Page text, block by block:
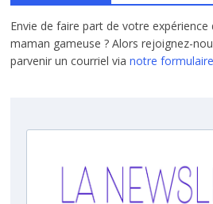
Envie de faire part de votre
maman gameuse ? Alors rejoignez-
parvenir un courriel vianotre